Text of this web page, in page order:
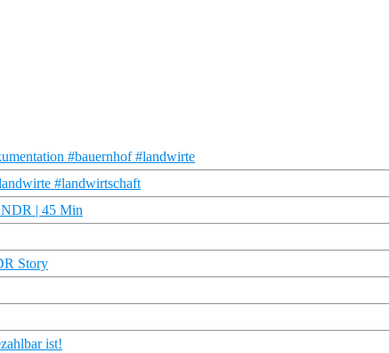
#bauernhof #landwirte
#landwirtschaft
NDR | 45 Min
Story
ist!